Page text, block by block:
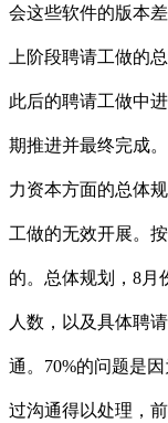
会这些软件的版本
上阶段聘请工做的
此后的聘请工做中
期推进并最终完成
力资本方面的总体
工做的无效开展。
的。总体规划，8月
人数，以及具体聘
通。70%的问题是
过沟通得以处理，